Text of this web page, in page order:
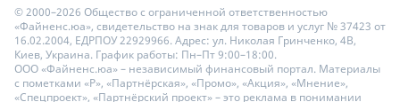
© 2000–2026 Общество с ограниченной ответственностью
«Файненс.юа», свидетельство на знак для товаров и услуг № 37423 от
16.02.2004, ЕДРПОУ 22929966. Адрес: ул. Николая Гринченко, 4В,
Киев, Украина. График работы: Пн–Пт 9:00–18:00.
ООО «Файненс.юа» – независимый финансовый портал. Материалы
с пометками «Р», «Партнёрская», «Промо», «Акция», «Мнение»,
«Спецпроект», «Партнёрский проект» – это реклама в понимании